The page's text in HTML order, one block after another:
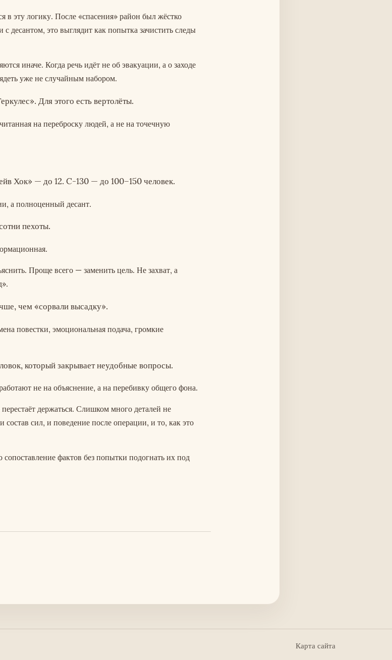
в эту логику. После «спасения» район был жёстко
десантом, это выглядит как попытка зачистить следы
иначе. Когда речь идёт не об эвакуации, а о заходе
уже не случайным набором.
Для этого есть вертолёты.
на переброску людей, а не на точечную
Хок» — до 12. C-130 — до 100–150 человек.
а полноценный десант.
пехоты.
Проще всего — заменить цель. Не захват, а
чем «сорвали высадку».
повестки, эмоциональная подача, громкие
который закрывает неудобные вопросы.
не на объяснение, а на перебивку общего фона.
держаться. Слишком много деталей не
состав сил, и поведение после операции, и то, как это
фактов без попытки подогнать их под
Карта сайта